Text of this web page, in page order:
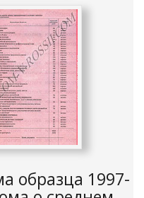
образца 1997-